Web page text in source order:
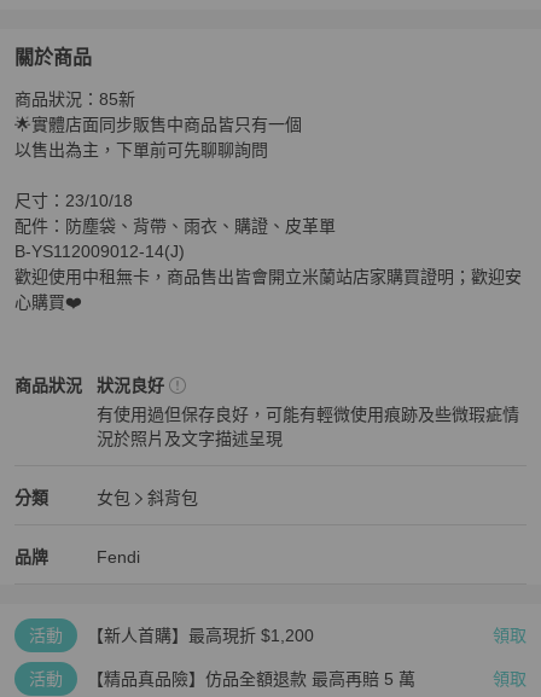
關於商品
關於FENDI黑小羊皮x蛇皮PEEKAPOO-小
商品狀況：85新
🌟實體店面同步販售中商品皆只有一個
以售出為主，下單前可先聊聊詢問
尺寸：23/10/18
配件：防塵袋、背帶、雨衣、購證、皮革單
B-YS112009012-14(J)
歡迎使用中租無卡，商品售出皆會開立米蘭站店家購買證明；歡迎安
心購買❤️
商品狀況
Fendi女包 商品狀態與細節
狀況良好
有使用過但保存良好，可能有輕微使用痕跡及些微瑕疵情
況於照片及文字描述呈現
分類
Fendi 分類資訊
女包
斜背包
品牌
Fendi 女包品牌介紹
Fendi
Fendi 推薦清單
活動 【新人首購】最高現折 $1,200 領取
活動 【精品真品險】仿品全額退款 最高再賠 5 萬 領取